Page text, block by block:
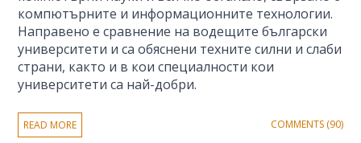
компютърните и информационните технологии.
Направено е сравнение на водещите български
университети и са обяснени техните силни и слаби
страни, както и в кои специалности кои
университети са най-добри.
READ MORE COMMENTS (90)